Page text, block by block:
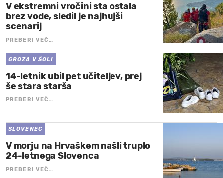
V ekstremni vročini sta ostala
brez vode, sledil je najhujši
scenarij
PREBERI VEČ…
GROZA V ŠOLI
14-letnik ubil pet učiteljev, prej
še stara starša
PREBERI VEČ…
SLOVENEC
V morju na Hrvaškem našli truplo
24-letnega Slovenca
PREBERI VEČ…